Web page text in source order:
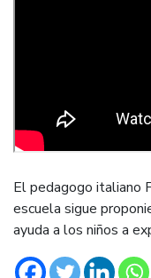
El pedagogo italiano
escuela sigue
ayuda a los niños a